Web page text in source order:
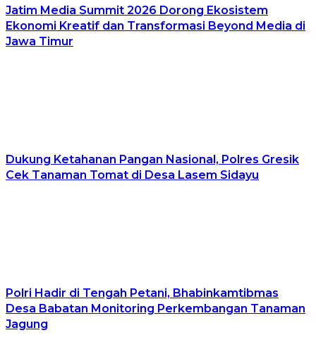
Jatim Media Summit 2026 Dorong Ekosistem
Ekonomi Kreatif dan Transformasi Beyond Media di
Jawa Timur
Dukung Ketahanan Pangan Nasional, Polres Gresik
Cek Tanaman Tomat di Desa Lasem Sidayu
Polri Hadir di Tengah Petani, Bhabinkamtibmas
Desa Babatan Monitoring Perkembangan Tanaman
Jagung